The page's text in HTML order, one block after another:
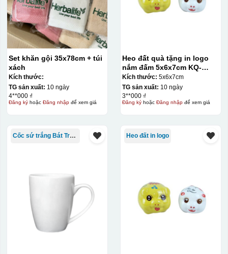
Set khăn gội 35x78cm + túi
xách
Kích thước:
TG sản xuất: 10 ngày
4**000 ₫
Đăng kýhoặc Đăng nhậpđể xem giá
Heo đất quà tặng in logo
nắm đấm 5x6x7cm KQ-
HĐ01
Kích thước: 5x6x7cm
TG sản xuất: 10 ngày
3**000 ₫
Đăng kýhoặc Đăng nhậpđể xem giá
Cốc sứ trắng Bát Tràng Heo đất in logo